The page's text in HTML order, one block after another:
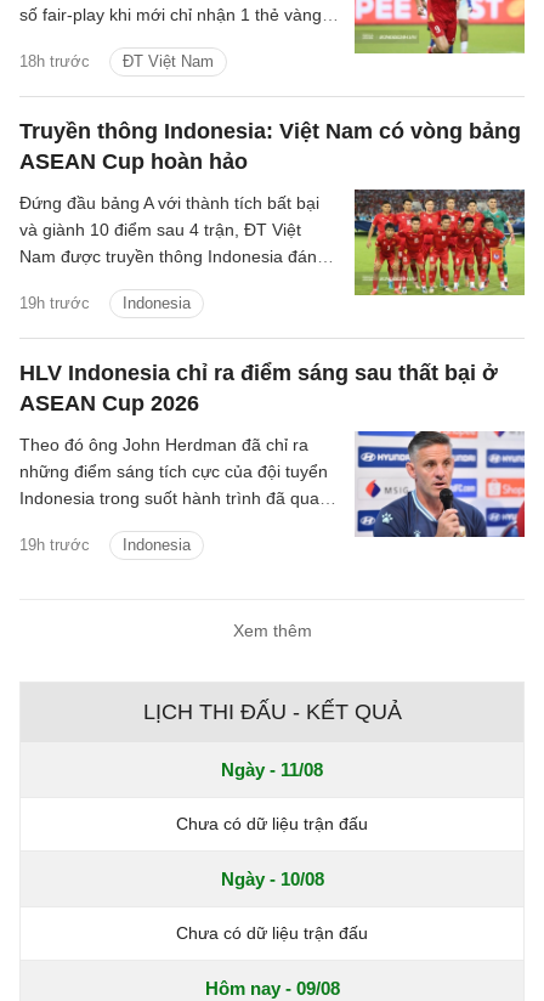
18h trước ĐT Việt Nam
số fair-play khi mới chỉ nhận 1 thẻ vàng
Truyền thông Indonesia: Việt Nam có vòng bảng
ASEAN Cup hoàn hảo
19h trước Indonesia
Đứng đầu bảng A với thành tích bất bại
và giành 10 điểm sau 4 trận, ĐT Việt
Nam được truyền thông Indonesia đánh
địch.
HLV Indonesia chỉ ra điểm sáng sau thất bại ở
ASEAN Cup 2026
19h trước Indonesia
Theo đó ông John Herdman đã chỉ ra
những điểm sáng tích cực của đội tuyển
Indonesia trong suốt hành trình đã qua
Xem thêm
LỊCH THI ĐẤU - KẾT QUẢ
Ngày - 11/08
Chưa có dữ liệu trận đấu
Ngày - 10/08
Chưa có dữ liệu trận đấu
Hôm nay - 09/08